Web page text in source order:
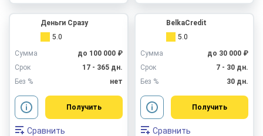
Деньги Сразу
5.0
Сумма
до 100 000 ₽
Срок
17 - 365 дн.
Без %
нет
Получить
Сравнить
BelkaCredit
5.0
Сумма
до 30 000 ₽
Срок
7 - 30 дн.
Без %
30 дн.
Получить
Сравнить